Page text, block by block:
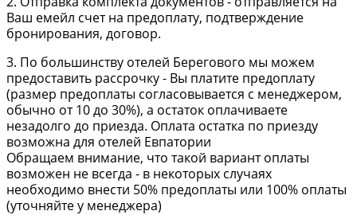
Ваш емейл счет на предоплату, подтверждение
бронирования, договор.
3. По большинству отелей Берегового мы можем
предоставить рассрочку - Вы платите предоплату
(размер предоплаты согласовывается с менеджером,
обычно от 10 до 30%), а остаток оплачиваете
незадолго до приезда. Оплата остатка по приезду
возможна для отелей Евпатории
Обращаем внимание, что такой вариант оплаты
возможен не всегда - в некоторых случаях
необходимо внести 50% предоплаты или 100% оплаты
(уточняйте у менеджера)